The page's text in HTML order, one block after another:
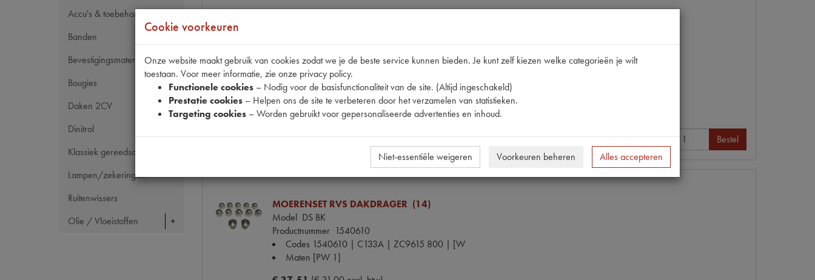
Accu's & toebehoren
Banden
Bevestigingsmateriaal
Bougies
Daken 2CV
Dinitrol
Klassiek gereedschap
Lampen/zekeringen
Ruitenwissers
Olie / Vloeistoffen
ModelDS BK
Productnummer1540611
OE Citroën DF66188
Codes1540611 | C133 | DF66188
Maten [PW32]
€ 5,49(€ 4,54 excl. btw)
Info
Bestel
MOERENSET RVS DAKDRAGER (14)
Model DS BK
Productnummer 1540610
Codes 1540610 | C133A | ZC9615 800 | [W
Maten [PW 1]
Cookie voorkeuren
Onze website maakt gebruik van cookies zodat we je de beste service kunnen bieden. Je kunt zelf kiezen welke categorieën je wilt
toestaan. Voor meer informatie, zie onze privacy policy.
Functionele cookies – Nodig voor de basisfunctionaliteit van de site. (Altijd ingeschakeld)
Prestatie cookies – Helpen ons de site te verbeteren door het verzamelen van statistieken.
Targeting cookies – Worden gebruikt voor gepersonaliseerde advertenties en inhoud.
Niet-essentiële weigeren Voorkeuren beheren Alles accepteren